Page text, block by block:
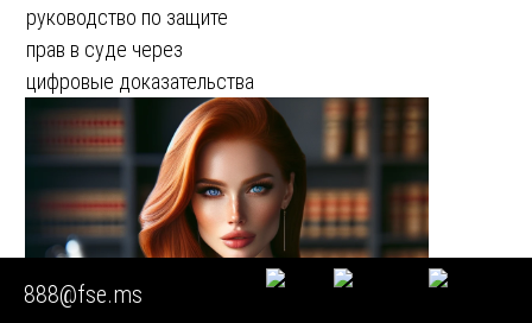
руководство по защите
прав в суде через
цифровые доказательства
888@fse.ms